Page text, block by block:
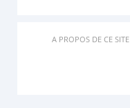
A PROPOS DE CE SITE